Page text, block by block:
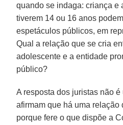
quando se indaga: criança e
tiverem 14 ou 16 anos
espetáculos públicos, em
Qual a relação que se cria
adolescente e a entidade
público?
A resposta dos juristas não
afirmam que há uma relação
porque fere o que dispõe a